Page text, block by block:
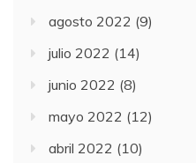
agosto 2022 (9)
julio 2022 (14)
junio 2022 (8)
mayo 2022 (12)
abril 2022 (10)